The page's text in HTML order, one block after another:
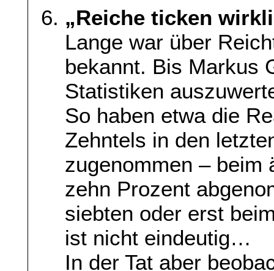
„Reiche ticken
Lange war über
bekannt. Bis Markus
Statistiken
So haben etwa die
Zehntels in den
zugenommen – beim
zehn Prozent
siebten oder erst
ist nicht eindeutig…
In der Tat aber